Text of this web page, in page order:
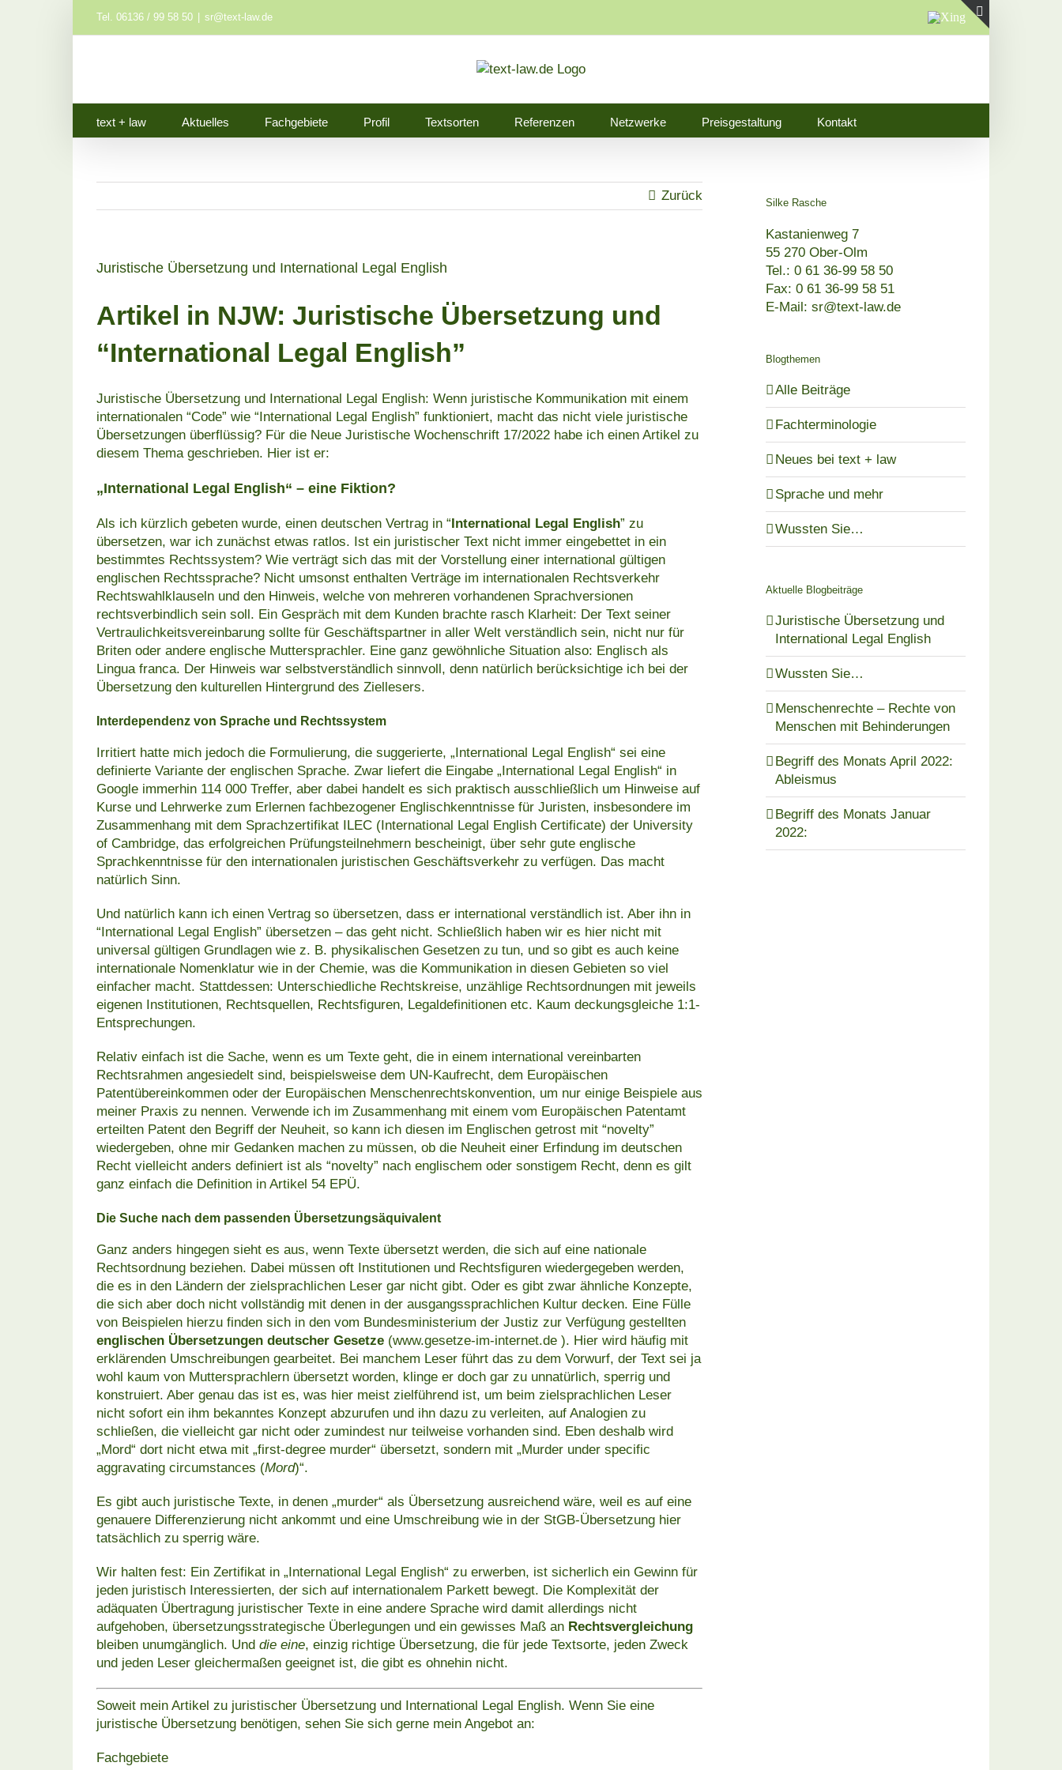
Tel. 06136 / 99 58 50 sr@text-law.de Xing
text + law Aktuelles Fachgebiete Profil Textsorten Referenzen Netzwerke Preisgestaltung Kontakt
Zurück
Juristische Übersetzung und International Legal English
Artikel in NJW: Juristische Übersetzung und
“International Legal English”
Juristische Übersetzung und International Legal English: Wenn juristische Kommunikation mit einem
internationalen “Code” wie “International Legal English” funktioniert, macht das nicht viele juristische
Übersetzungen überflüssig? Für die Neue Juristische Wochenschrift 17/2022 habe ich einen Artikel zu
diesem Thema geschrieben. Hier ist er:
„International Legal English“ – eine Fiktion?
Als ich kürzlich gebeten wurde, einen deutschen Vertrag in “ International Legal English” zu
übersetzen, war ich zunächst etwas ratlos. Ist ein juristischer Text nicht immer eingebettet in ein
bestimmtes Rechtssystem? Wie verträgt sich das mit der Vorstellung einer international gültigen
englischen Rechtssprache? Nicht umsonst enthalten Verträge im internationalen Rechtsverkehr
Rechtswahlklauseln und den Hinweis, welche von mehreren vorhandenen Sprachversionen
rechtsverbindlich sein soll. Ein Gespräch mit dem Kunden brachte rasch Klarheit: Der Text seiner
Vertraulichkeitsvereinbarung sollte für Geschäftspartner in aller Welt verständlich sein, nicht nur für
Briten oder andere englische Muttersprachler. Eine ganz gewöhnliche Situation also: Englisch als
Lingua franca. Der Hinweis war selbstverständlich sinnvoll, denn natürlich berücksichtige ich bei der
Übersetzung den kulturellen Hintergrund des Ziellesers.
Interdependenz von Sprache und Rechtssystem
Irritiert hatte mich jedoch die Formulierung, die suggerierte, „International Legal English“ sei eine
definierte Variante der englischen Sprache. Zwar liefert die Eingabe „International Legal English“ in
Google immerhin 114 000 Treffer, aber dabei handelt es sich praktisch ausschließlich um Hinweise auf
Kurse und Lehrwerke zum Erlernen fachbezogener Englischkenntnisse für Juristen, insbesondere im
Zusammenhang mit dem Sprachzertifikat ILEC (International Legal English Certificate) der University
of Cambridge, das erfolgreichen Prüfungsteilnehmern bescheinigt, über sehr gute englische
Sprachkenntnisse für den internationalen juristischen Geschäftsverkehr zu verfügen. Das macht
natürlich Sinn.
Und natürlich kann ich einen Vertrag so übersetzen, dass er international verständlich ist. Aber ihn in
“International Legal English” übersetzen – das geht nicht. Schließlich haben wir es hier nicht mit
universal gültigen Grundlagen wie z. B. physikalischen Gesetzen zu tun, und so gibt es auch keine
internationale Nomenklatur wie in der Chemie, was die Kommunikation in diesen Gebieten so viel
einfacher macht. Stattdessen: Unterschiedliche Rechtskreise, unzählige Rechtsordnungen mit jeweils
eigenen Institutionen, Rechtsquellen, Rechtsfiguren, Legaldefinitionen etc. Kaum deckungsgleiche 1:1-
Entsprechungen.
Relativ einfach ist die Sache, wenn es um Texte geht, die in einem international vereinbarten
Rechtsrahmen angesiedelt sind, beispielsweise dem UN-Kaufrecht, dem Europäischen
Patentübereinkommen oder der Europäischen Menschenrechtskonvention, um nur einige Beispiele aus
meiner Praxis zu nennen. Verwende ich im Zusammenhang mit einem vom Europäischen Patentamt
erteilten Patent den Begriff der Neuheit, so kann ich diesen im Englischen getrost mit “novelty”
wiedergeben, ohne mir Gedanken machen zu müssen, ob die Neuheit einer Erfindung im deutschen
Recht vielleicht anders definiert ist als “novelty” nach englischem oder sonstigem Recht, denn es gilt
ganz einfach die Definition in Artikel 54 EPÜ.
Die Suche nach dem passenden Übersetzungsäquivalent
Ganz anders hingegen sieht es aus, wenn Texte übersetzt werden, die sich auf eine nationale
Rechtsordnung beziehen. Dabei müssen oft Institutionen und Rechtsfiguren wiedergegeben werden,
die es in den Ländern der zielsprachlichen Leser gar nicht gibt. Oder es gibt zwar ähnliche Konzepte,
die sich aber doch nicht vollständig mit denen in der ausgangssprachlichen Kultur decken. Eine Fülle
von Beispielen hierzu finden sich in den vom Bundesministerium der Justiz zur Verfügung gestellten
englischen Übersetzungen deutscher Gesetze (www.gesetze-im-internet.de ). Hier wird häufig mit
erklärenden Umschreibungen gearbeitet. Bei manchem Leser führt das zu dem Vorwurf, der Text sei ja
wohl kaum von Muttersprachlern übersetzt worden, klinge er doch gar zu unnatürlich, sperrig und
konstruiert. Aber genau das ist es, was hier meist zielführend ist, um beim zielsprachlichen Leser
nicht sofort ein ihm bekanntes Konzept abzurufen und ihn dazu zu verleiten, auf Analogien zu
schließen, die vielleicht gar nicht oder zumindest nur teilweise vorhanden sind. Eben deshalb wird
„Mord“ dort nicht etwa mit „first-degree murder“ übersetzt, sondern mit „Murder under specific
aggravating circumstances (Mord)“.
Es gibt auch juristische Texte, in denen „murder“ als Übersetzung ausreichend wäre, weil es auf eine
genauere Differenzierung nicht ankommt und eine Umschreibung wie in der StGB-Übersetzung hier
tatsächlich zu sperrig wäre.
Wir halten fest: Ein Zertifikat in „International Legal English“ zu erwerben, ist sicherlich ein Gewinn für
jeden juristisch Interessierten, der sich auf internationalem Parkett bewegt. Die Komplexität der
adäquaten Übertragung juristischer Texte in eine andere Sprache wird damit allerdings nicht
aufgehoben, übersetzungsstrategische Überlegungen und ein gewisses Maß an Rechtsvergleichung
bleiben unumgänglich. Und die eine, einzig richtige Übersetzung, die für jede Textsorte, jeden Zweck
und jeden Leser gleichermaßen geeignet ist, die gibt es ohnehin nicht.
Soweit mein Artikel zu juristischer Übersetzung und International Legal English. Wenn Sie eine
juristische Übersetzung benötigen, sehen Sie sich gerne mein Angebot an:
Fachgebiete
Silke Rasche
Kastanienweg 7
55 270 Ober-Olm
Tel.: 0 61 36-99 58 50
Fax: 0 61 36-99 58 51
E-Mail: sr@text-law.de
Blogthemen
Alle Beiträge
Fachterminologie
Neues bei text + law
Sprache und mehr
Wussten Sie…
Aktuelle Blogbeiträge
Juristische Übersetzung und
International Legal English
Wussten Sie…
Menschenrechte – Rechte von
Menschen mit Behinderungen
Begriff des Monats April 2022:
Ableismus
Begriff des Monats Januar
2022:
Toggle